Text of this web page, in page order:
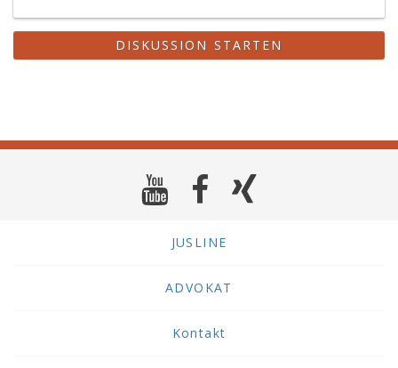
DISKUSSION STARTEN
JUSLINE
ADVOKAT
Kontakt